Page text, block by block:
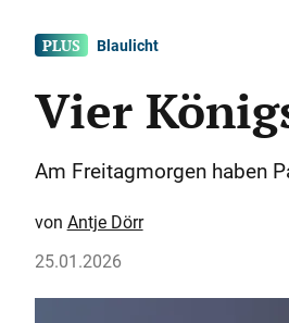
Blaulicht
Vier
Am Freitagmorgen haben
Antje Dörr
25.01.2026